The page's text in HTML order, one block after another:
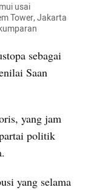
usai
Tower, Jakarta
sebagai
Saan
yang jam
politik
yang selama